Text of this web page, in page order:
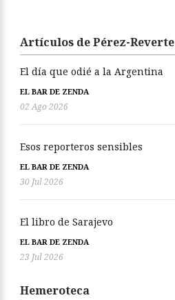
Artículos de Pérez-Reverte
El día que odié a la Argentina
EL BAR DE ZENDA
02 Ago 2026
Esos reporteros sensibles
EL BAR DE ZENDA
30 Jul 2026
El libro de Sarajevo
EL BAR DE ZENDA
23 Jul 2026
Hemeroteca